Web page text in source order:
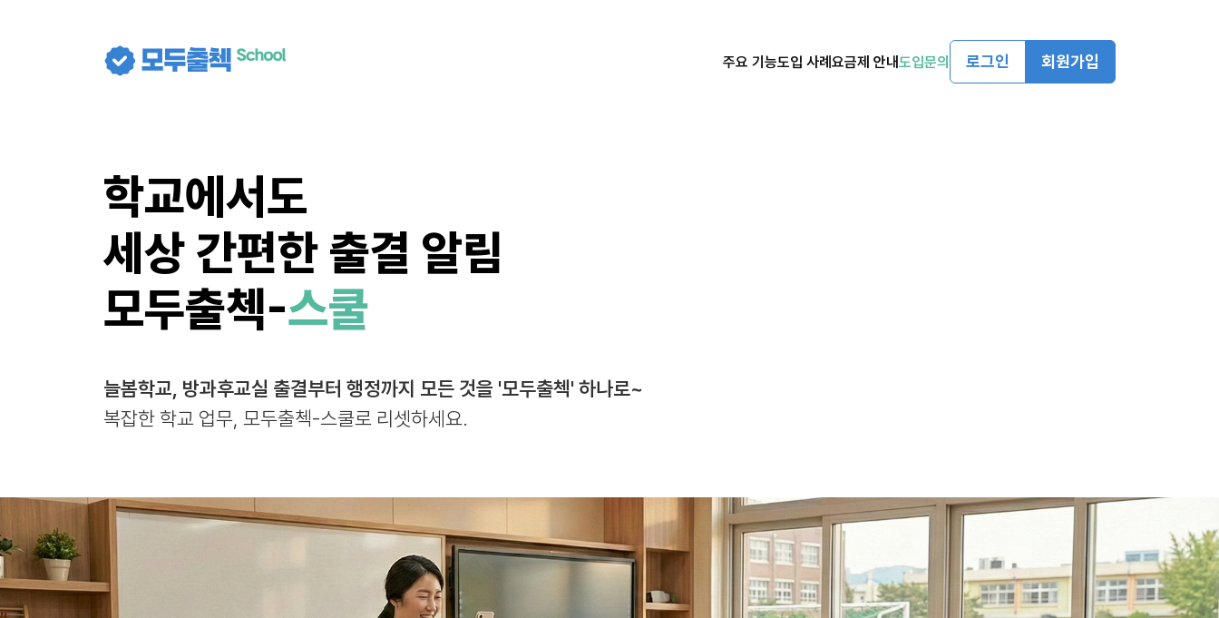
주요 기능도입 사례 요금제 안내도입문의 로그인 회원가입
학교에서도
세상 간편한 출결 알림
모두출첵-스쿨
늘봄학교, 방과후교실 출결부터 행정까지 모든 것을 '모두출첵' 하나로~
복잡한 학교 업무, 모두출첵-스쿨로 리셋하세요.